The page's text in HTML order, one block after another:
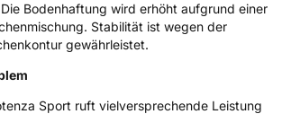
/ Alpine-SymbolNein
Bodenhaftung wird erhöht aufgrund einer
Stabilität ist wegen der
gewährleistet.
Sport ruft vielversprechende Leistung